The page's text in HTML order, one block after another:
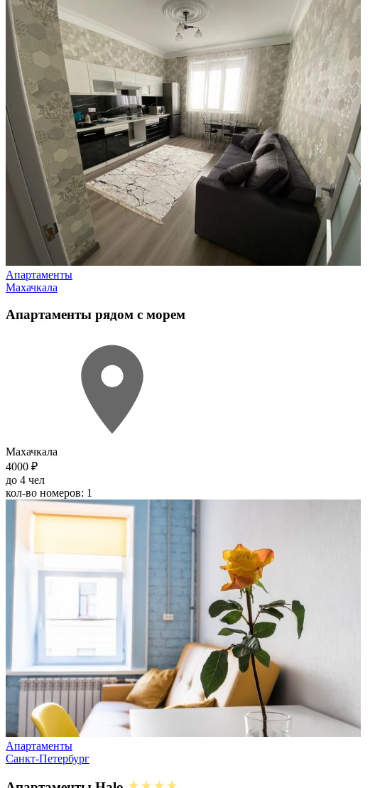
Апартаменты
Махачкала
Апартаменты рядом с морем
Махачкала
4000 ₽
до 4 чел
кол-во номеров: 1
Апартаменты
Санкт-Петербург